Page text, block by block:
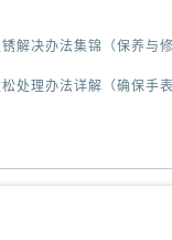
解决办法集锦（保养与
处理办法详解（确保手